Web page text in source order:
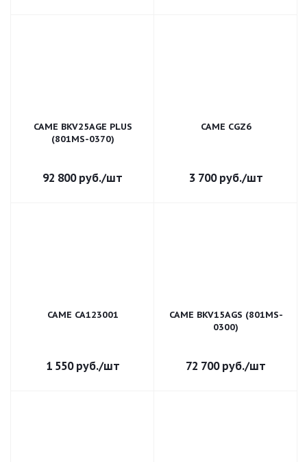
CAME BKV25AGE PLUS
(801MS-0370)
92 800руб./шт
CAME CGZ6
3 700руб./шт
CAME CA123001
1 550руб./шт
CAME BKV15AGS (801MS-
0300)
72 700руб./шт